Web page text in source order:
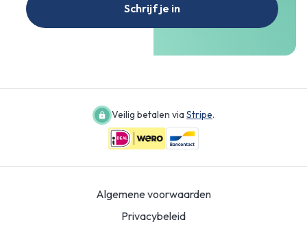
Schrijf je in
Veilig betalen via Stripe.
Algemene voorwaarden
Privacybeleid